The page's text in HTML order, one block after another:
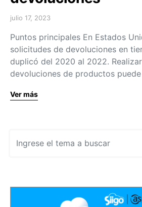
julio 17, 2023
Puntos principales En Estados
solicitudes de devoluciones en
duplicó del 2020 al 2022.
devoluciones de productos
Ver más